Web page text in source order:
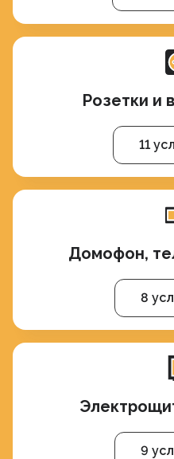
Розетки и
11
Домофон,
8
9